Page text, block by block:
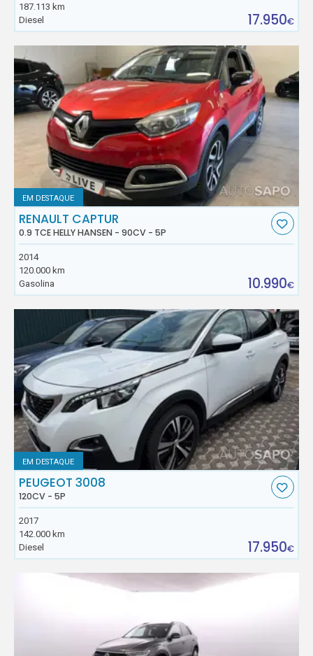
187.113 km
Diesel
17.950€
EM DESTAQUE
RENAULT CAPTUR
0.9 TCE HELLY HANSEN - 90CV - 5P
2014
120.000 km
Gasolina
10.990€
EM DESTAQUE
PEUGEOT 3008
120CV - 5P
2017
142.000 km
Diesel
17.950€